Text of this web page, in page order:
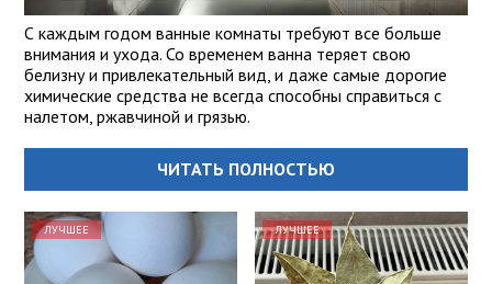
С каждым годом ванные комнаты требуют все больше
внимания и ухода. Со временем ванна теряет свою
белизну и привлекательный вид, и даже самые дорогие
химические средства не всегда способны справиться с
налетом, ржавчиной и грязью.
ЧИТАТЬ ПОЛНОСТЬЮ
ЛУЧШЕЕ ЛУЧШЕЕ